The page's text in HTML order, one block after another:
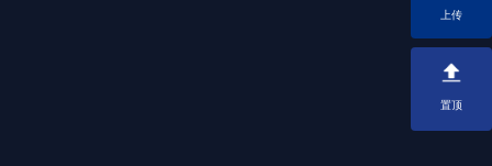
上传
置顶